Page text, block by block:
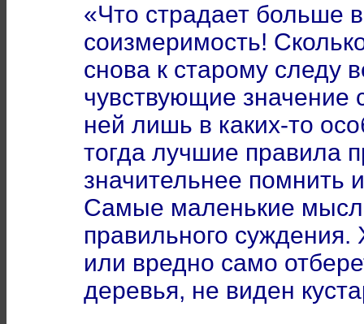
«Что страдает больше
соизмеримость!
снова к старому следу
чувствующие значение
ней лишь в каких-то
тогда лучшие правила
значительнее помнить
Самые маленькие
правильного
или вредно само
деревья, не виден